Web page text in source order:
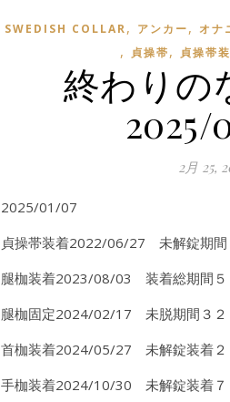
SWEDISH COLLAR, アンカー, オナ
, 貞操帯, 貞操帯
終わりの
2025/
2月 25,
2025/01/07
貞操帯装着2022/06/27 未解錠期間
腿枷装着2023/08/03 装着総期間５
腿枷固定2024/02/17 未脱期間３２
首枷装着2024/05/27 未解錠装着２
手枷装着2024/10/30 未解錠装着７